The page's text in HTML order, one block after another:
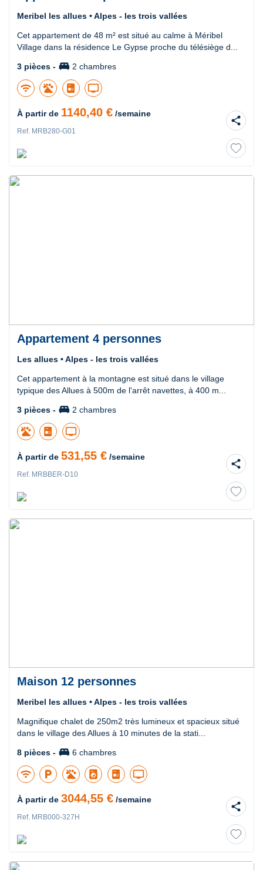
Meribel les allues • Alpes - les trois vallées
Cet appartement de 48 m² est situé au calme à Méribel
Village dans la résidence Le Gypse proche du télésiège d...
3 pièces - king_bed 2 chambres
wifi tv
À partir de 1140,40 € /semaine
Ref. MRB280-G01
share
Appartement 4 personnes
Les allues • Alpes - les trois vallées
Cet appartement à la montagne est situé dans le village
typique des Allues à 500m de l'arrêt navettes, à 400 m...
3 pièces - king_bed 2 chambres
tv
À partir de 531,55 € /semaine
Ref. MRBBER-D10
share
Maison 12 personnes
Meribel les allues • Alpes - les trois vallées
Magnifique chalet de 250m2 très lumineux et spacieux situé
dans le village des Allues à 10 minutes de la stati...
8 pièces - king_bed 6 chambres
wifi local_parking local_laundry_service tv
À partir de 3044,55 € /semaine
Ref. MRB000-327H
share